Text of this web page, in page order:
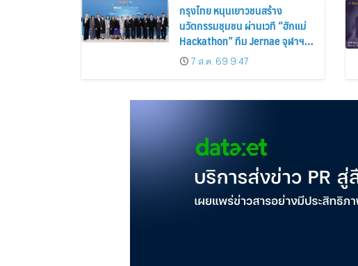
กรุงไทย หนุนเยาวชนสร้าง
นวัตกรรมชุมชน ผ่านเวที “ฮักแม่
Hackathon” ทีม Jernae จุฬาฯ
คว้าแชมป์ ใช้ AI ติดตามทรัพย์สิน
สูญหาย
7 ส.ค. 69 9:47